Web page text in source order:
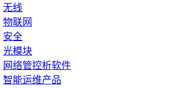
无线
物联网
安全
光模块
网络管控析软件
智能运维产品